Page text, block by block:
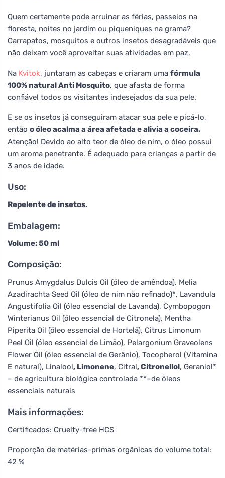
Quem certamente pode arruinar as férias, passeios na
floresta, noites no jardim ou piqueniques na grama?
Carrapatos, mosquitos e outros insetos desagradáveis que
não deixam você aproveitar suas atividades em paz.
Na Kvitok, juntaram as cabeças e criaram uma fórmula
100% natural Anti Mosquito, que afasta de forma
confiável todos os visitantes indesejados da sua pele.
E se os insetos já conseguiram atacar sua pele e picá-lo,
então o óleo acalma a área afetada e alivia a coceira.
Atenção! Devido ao alto teor de óleo de nim, o óleo possui
um aroma penetrante. É adequado para crianças a partir de
3 anos de idade.
Uso:
Repelente de insetos.
Embalagem:
Volume: 50 ml
Composição:
Prunus Amygdalus Dulcis Oil (óleo de amêndoa), Melia
Azadirachta Seed Oil (óleo de nim não refinado)*, Lavandula
Angustifolia Oil (óleo essencial de Lavanda), Cymbopogon
Winterianus Oil (óleo essencial de Citronela), Mentha
Piperita Oil (óleo essencial de Hortelã), Citrus Limonum
Peel Oil (óleo essencial de Limão), Pelargonium Graveolens
Flower Oil (óleo essencial de Gerânio), Tocopherol (Vitamina
E natural), Linalool, Limonene, Citral, Citronellol, Geraniol*
= de agricultura biológica controlada **=de óleos
essenciais naturais
Mais informações:
Certificados: Cruelty-free HCS
Proporção de matérias-primas orgânicas do volume total:
42 %